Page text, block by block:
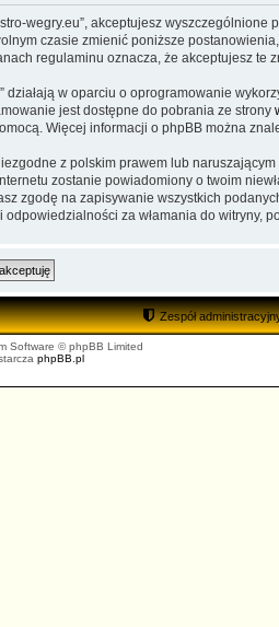
wegry.eu”, akceptujesz
czasie zmienić poniższe
regulaminu oznacza, że akceptujesz te
działają w oparciu o oprogramowanie
jest dostępne do pobrania ze strony
Więcej informacji o phpBB można
z polskim prawem lub
zostanie powiadomiony o twoim
zgodę na zapisywanie wszystkich
za włamania do witryny,
Zespół
Software © phpBB Limited
phpBB.pl